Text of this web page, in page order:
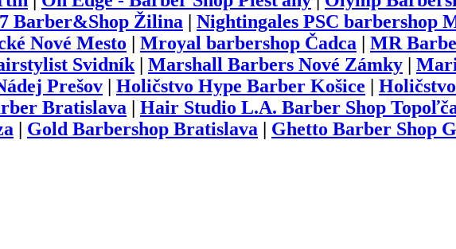
Barber&Shop Žilina Nightingales PSC barbershop
Nové Mesto Mroyal barbershop Čadca MR
Svidník Marshall Barbers Nové Zámky
Prešov Holičstvo Hype Barber Košice
Bratislava Hair Studio L.A. Barber Shop
Gold Barbershop Bratislava Ghetto Barber Shop